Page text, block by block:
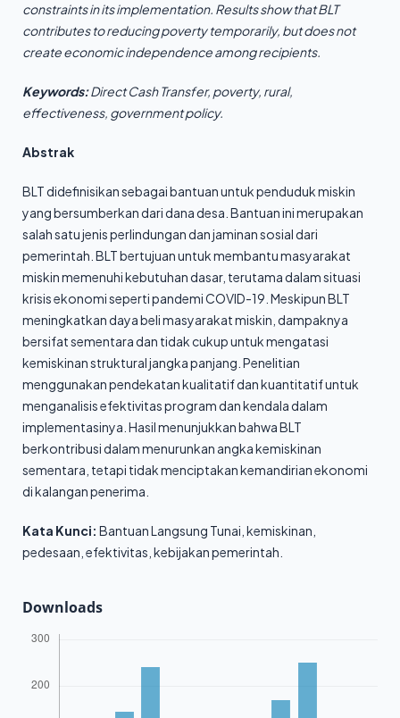
constraints in its implementation. Results show that BLT
contributes to reducing poverty temporarily, but does not
create economic independence among recipients.
Keywords:Direct Cash Transfer, poverty, rural,
effectiveness, government policy.
Abstrak
BLT didefinisikan sebagai bantuan untuk penduduk miskin
yang bersumberkan dari dana desa. Bantuan ini merupakan
salah satu jenis perlindungan dan jaminan sosial dari
pemerintah. BLT bertujuan untuk membantu masyarakat
miskin memenuhi kebutuhan dasar, terutama dalam situasi
krisis ekonomi seperti pandemi COVID-19. Meskipun BLT
meningkatkan daya beli masyarakat miskin, dampaknya
bersifat sementara dan tidak cukup untuk mengatasi
kemiskinan struktural jangka panjang. Penelitian
menggunakan pendekatan kualitatif dan kuantitatif untuk
menganalisis efektivitas program dan kendala dalam
implementasinya. Hasil menunjukkan bahwa BLT
berkontribusi dalam menurunkan angka kemiskinan
sementara, tetapi tidak menciptakan kemandirian ekonomi
di kalangan penerima.
Kata Kunci: Bantuan Langsung Tunai, kemiskinan,
pedesaan, efektivitas, kebijakan pemerintah.
Downloads